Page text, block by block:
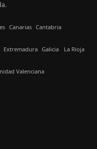
Canarias Cantabria
Extremadura Galicia La Rioja
Valenciana